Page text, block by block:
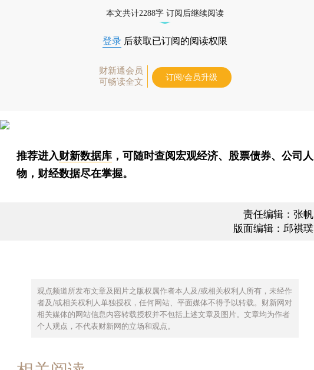
本文共计2288字 订阅后继续阅读
登录 后获取已订阅的阅读权限
财新通会员
可畅读全文
订阅/会员升级
推荐进入财新数据库 ，可随时查阅宏观经济、股票债券、公司人
物，财经数据尽在掌握。
责任编辑：张帆
版面编辑：邱祺璞
观点频道所发布文章及图片之版权属作者本人及/或相关权利人所有，未经作
者及/或相关权利人单独授权，任何网站、平面媒体不得予以转载。财新网对
相关媒体的网站信息内容转载授权并不包括上述文章及图片。文章均为作者
个人观点，不代表财新网的立场和观点。